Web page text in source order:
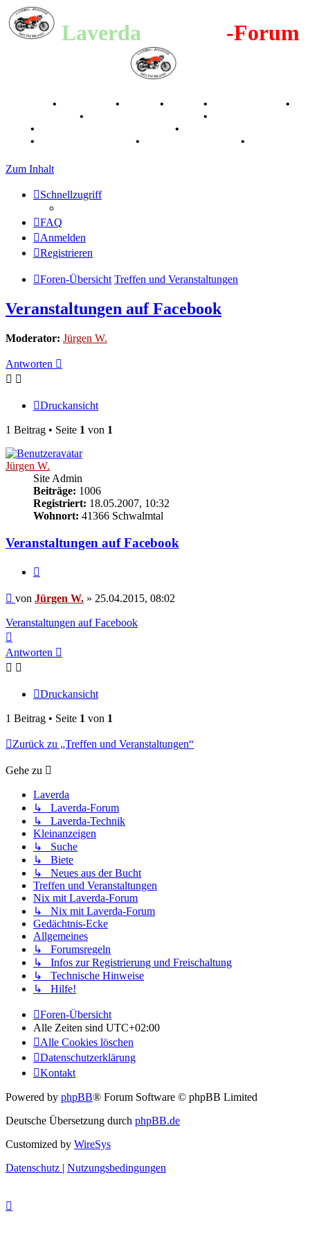
Laverda -Forum
• • • •
•
• •
• •
• • •
Zum Inhalt
Schnellzugriff
FAQ
Anmelden
Registrieren
Foren-Übersicht Treffen und Veranstaltungen
Veranstaltungen auf Facebook
Moderator: Jürgen W.
Antworten
Druckansicht
1 Beitrag • Seite 1 von 1
Jürgen W.
Site Admin
Beiträge: 1006
Registriert: 18.05.2007, 10:32
Wohnort: 41366 Schwalmtal
Veranstaltungen auf Facebook
Beitrag
von Jürgen W. » 25.04.2015, 08:02
Veranstaltungen auf Facebook
oben
Antworten
Druckansicht
1 Beitrag • Seite 1 von 1
Zurück zu „Treffen und Veranstaltungen“
Gehe zu
Laverda
↳ Laverda-Forum
↳ Laverda-Technik
Kleinanzeigen
↳ Suche
↳ Biete
↳ Neues aus der Bucht
Treffen und Veranstaltungen
Nix mit Laverda-Forum
↳ Nix mit Laverda-Forum
Gedächtnis-Ecke
Allgemeines
↳ Forumsregeln
↳ Infos zur Registrierung und Freischaltung
↳ Technische Hinweise
↳ Hilfe!
Foren-Übersicht
Alle Zeiten sind UTC+02:00
Alle Cookies löschen
Datenschutzerklärung
Kontakt
Powered by phpBB® Forum Software © phpBB Limited
Deutsche Übersetzung durch phpBB.de
Customized by WireSys
Datenschutz | Nutzungsbedingungen